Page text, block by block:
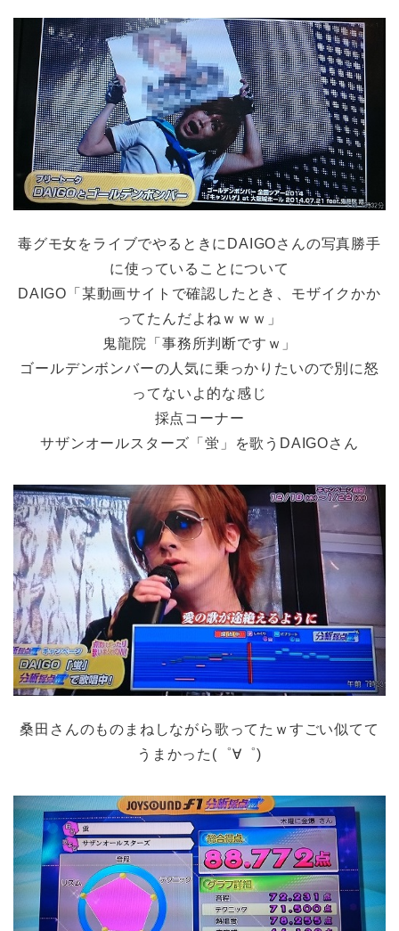
毒グモ女をライブでやるときにDAIGOさんの写真勝手
に使っていることについて
DAIGO「某動画サイトで確認したとき、モザイクかか
ってたんだよねｗｗｗ」
鬼龍院「事務所判断ですｗ」
ゴールデンボンバーの人気に乗っかりたいので別に怒
ってないよ的な感じ
採点コーナー
サザンオールスターズ「蛍」を歌うDAIGOさん
桑田さんのものまねしながら歌ってたｗすごい似てて
うまかった(゜∀゜)